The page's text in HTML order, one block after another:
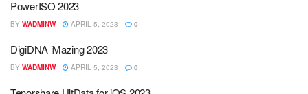
PowerISO 2023
BY WADMINW APRIL 5, 2023 0
DigiDNA iMazing 2023
BY WADMINW APRIL 5, 2023 0